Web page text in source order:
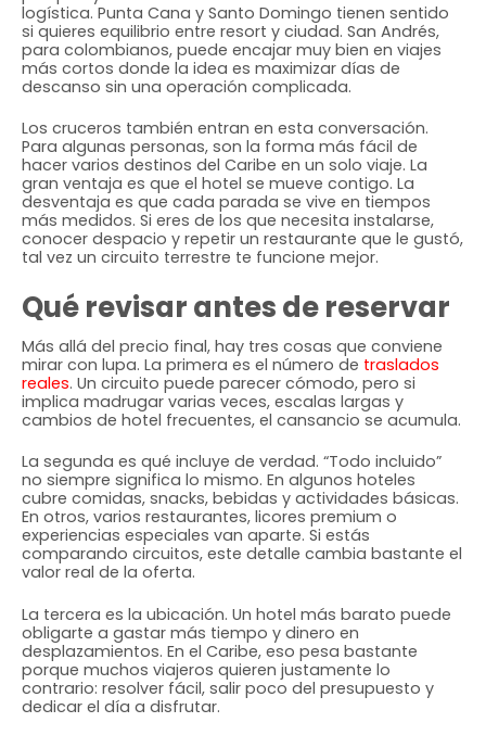
logística. Punta Cana y Santo Domingo tienen sentido
si quieres equilibrio entre resort y ciudad. San Andrés,
para colombianos, puede encajar muy bien en viajes
más cortos donde la idea es maximizar días de
descanso sin una operación complicada.
Los cruceros también entran en esta conversación.
Para algunas personas, son la forma más fácil de
hacer varios destinos del Caribe en un solo viaje. La
gran ventaja es que el hotel se mueve contigo. La
desventaja es que cada parada se vive en tiempos
más medidos. Si eres de los que necesita instalarse,
conocer despacio y repetir un restaurante que le gustó,
tal vez un circuito terrestre te funcione mejor.
Qué revisar antes de reservar
Más allá del precio final, hay tres cosas que conviene
mirar con lupa. La primera es el número de traslados
reales. Un circuito puede parecer cómodo, pero si
implica madrugar varias veces, escalas largas y
cambios de hotel frecuentes, el cansancio se acumula.
La segunda es qué incluye de verdad. “Todo incluido”
no siempre significa lo mismo. En algunos hoteles
cubre comidas, snacks, bebidas y actividades básicas.
En otros, varios restaurantes, licores premium o
experiencias especiales van aparte. Si estás
comparando circuitos, este detalle cambia bastante el
valor real de la oferta.
La tercera es la ubicación. Un hotel más barato puede
obligarte a gastar más tiempo y dinero en
desplazamientos. En el Caribe, eso pesa bastante
porque muchos viajeros quieren justamente lo
contrario: resolver fácil, salir poco del presupuesto y
dedicar el día a disfrutar.